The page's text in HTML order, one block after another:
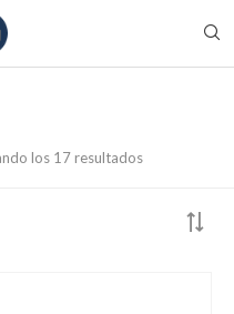
los 17 resultados